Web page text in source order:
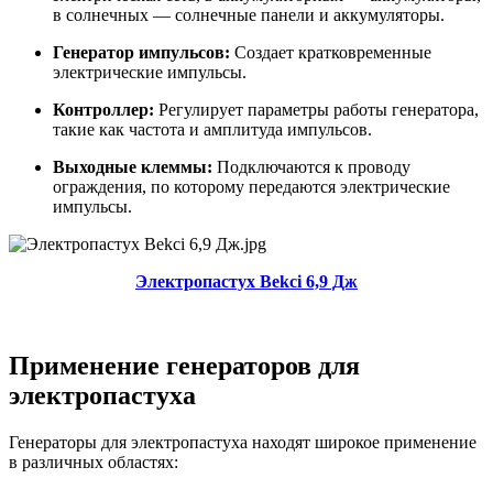
в солнечных — солнечные панели и аккумуляторы.
Генератор импульсов: Создает кратковременные
электрические импульсы.
Контроллер: Регулирует параметры работы генератора,
такие как частота и амплитуда импульсов.
Выходные клеммы: Подключаются к проводу
ограждения, по которому передаются электрические
импульсы.
Электропастух Bekci 6,9 Дж
Применение генераторов для
электропастуха
Генераторы для электропастуха находят широкое применение
в различных областях: